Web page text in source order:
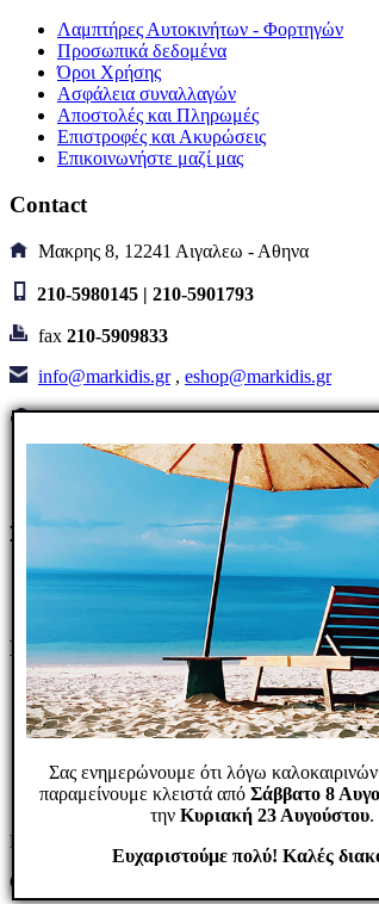
Λαμπτήρες Αυτοκινήτων - Φορτηγών
Προσωπικά δεδομένα
Όροι Χρήσης
Ασφάλεια συναλλαγών
Αποστολές και Πληρωμές
Επιστροφές και Ακυρώσεις
Επικοινωνήστε μαζί μας
Contact
Μακρης 8, 12241 Αιγαλεω - Αθηνα
210-5980145 | 210-5901793
fax 210-5909833
info@markidis.gr, eshop@markidis.gr
Τρι - Πεμ - Παρ: 08:30-18:30
09:00 - 14:00
Σημαντικές πληροφορίες
Προϊόντα με ένδειξηΔιαθέσιμο
Για παραλαβή από το
Find us on Facebook!
Markidis Electronics © 2026. All rights
ΟΚ
Στον διαδικτυακό μας τόπο
Σας ενημερώνουμε ότι λόγω
παραμείνουμε κλειστά από Σάββατο 8
την Κυριακή 23 Αυγούστου.
Ευχαριστούμε πολύ! Καλές